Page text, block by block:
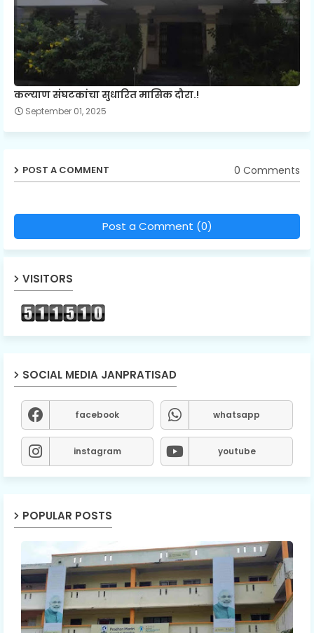
कल्याण संघटकांचा सुधारित मासिक दौरा.!
September 01, 2025
POST A COMMENT 0 Comments
Post a Comment (0)
VISITORS
SOCIAL MEDIA JANPRATISAD
facebook whatsapp
instagram youtube
POPULAR POSTS